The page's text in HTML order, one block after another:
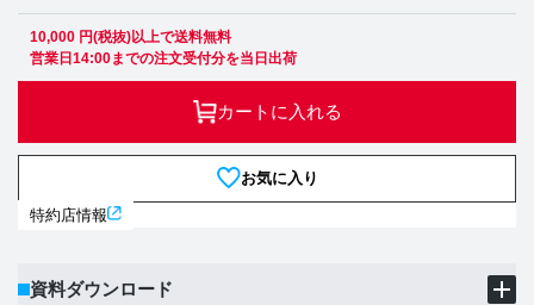
10,000 円(税抜)以上で送料無料
営業日14:00までの注文受付分を当日出荷
カートに入れる
お気に入り
特約店情報
資料ダウンロード